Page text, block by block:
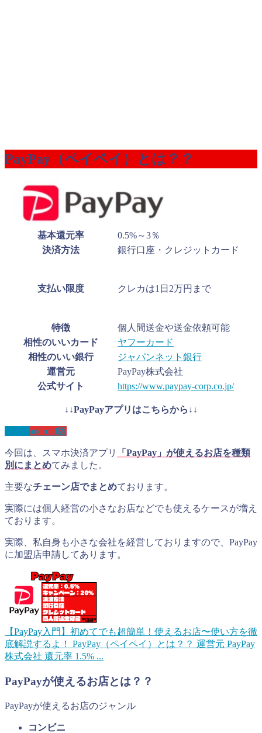
PayPay（ペイペイ）とは？？
基本還元率
0.5%～3％
決済方法
銀行口座・クレジットカード
支払い限度 クレカは1日2万円まで
特徴
個人間送金や送金依頼可能
相性のいいカード
ヤフーカード
相性のいい銀行
ジャパンネット銀行
運営元
PayPay株式会社
公式サイト
https://www.paypay-corp.co.jp/
↓↓PayPayアプリはこちらから↓↓
android版
今回は、スマホ決済アプリ
「PayPay」が使えるお店を種類
別にまとめてみました。
主要なチェーン店でまとめております。
実際には個人経営の小さなお店などでも使えるケースが増え
ております。
実際、私自身も小さな会社を経営しておりますので、PayPay
に加盟店申請してあります。
【PayPay入門】初めてでも超簡単！使えるお店〜使い方を徹
底解説するよ！
PayPay（ペイペイ）とは？？ 運営元 PayPay
株式会社 還元率 1.5% ...
PayPayが使えるお店とは？？
PayPayが使えるお店のジャンル
コンビニ